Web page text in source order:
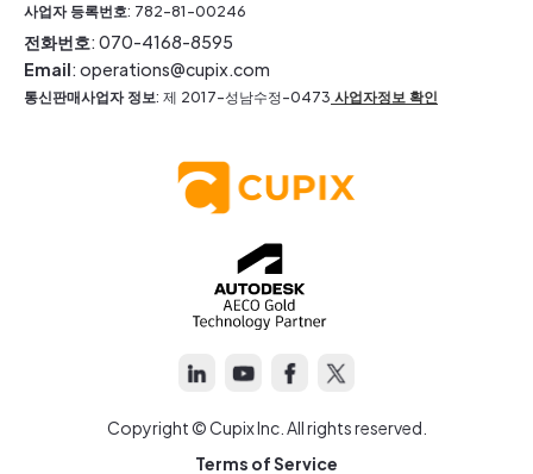
사업자 등록번호: 782-81-00246
전화번호: 070-4168-8595
Email: operations@cupix.com
통신판매사업자 정보: 제 2017-성남수정-0473 사업자정보 확인
Copyright © Cupix Inc. All rights reserved.
Terms of Service